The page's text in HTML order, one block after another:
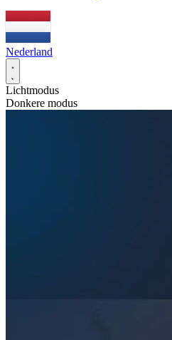
Nederland
Lichtmodus
Donkere modus